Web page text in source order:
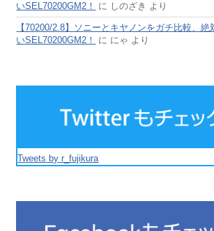
いSEL70200GM2！
に しのざき より
【70200/2.8】ソニーとキヤノンをガチ比較、
いSEL70200GM2！
に にゃ より
Tweets by r_fujikura